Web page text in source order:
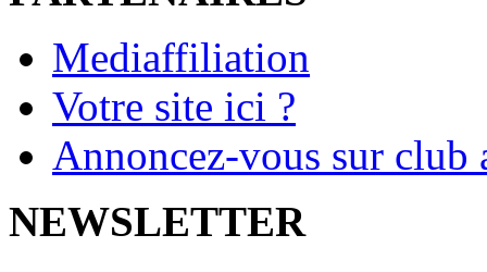
Mediaffiliation
Votre site ici ?
Annoncez-vous sur
NEWSLETTER